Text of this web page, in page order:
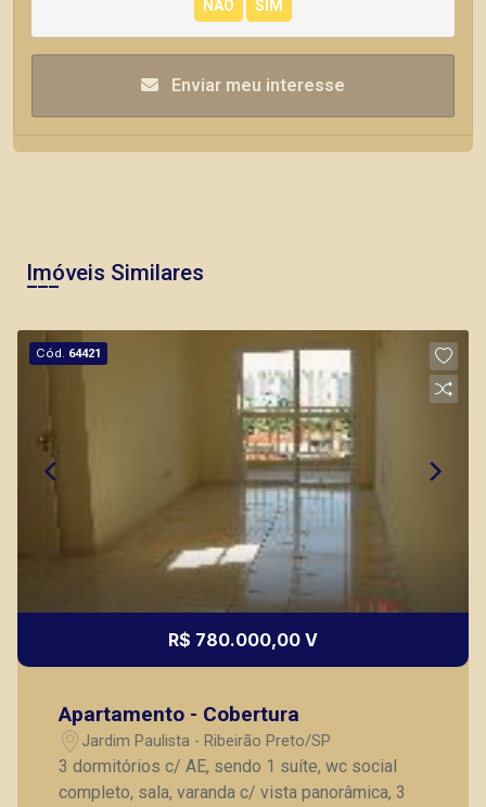
Enviar meu interesse
Imóveis Similares
Cód. 64421
R$ 780.000,00 V
Apartamento - Cobertura
Jardim Paulista - Ribeirão Preto/SP
3 dormitórios c/ AE, sendo 1 suíte, wc social
completo, sala, varanda c/ vista panorâmica, 3